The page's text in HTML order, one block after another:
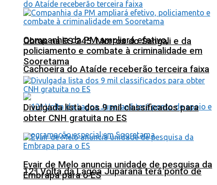
Obras na ES 245: Morros do Sangali e da
Cachoeira do Ataíde receberão terceira faixa
12ª Volta da Lagoa Juparanã terá ponto de
Companhia da PM ampliará efetivo,
policiamento e combate à criminalidade em
Sooretama
Divulgada lista dos 9 mil classificados para
obter CNH gratuita no ES
Evair de Melo anuncia unidade de pesquisa da
Embrapa para o ES